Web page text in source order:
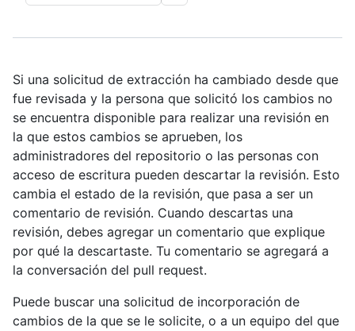
Si una solicitud de extracción ha cambiado desde que
fue revisada y la persona que solicitó los cambios no
se encuentra disponible para realizar una revisión en
la que estos cambios se aprueben, los
administradores del repositorio o las personas con
acceso de escritura pueden descartar la revisión. Esto
cambia el estado de la revisión, que pasa a ser un
comentario de revisión. Cuando descartas una
revisión, debes agregar un comentario que explique
por qué la descartaste. Tu comentario se agregará a
la conversación del pull request.
Puede buscar una solicitud de incorporación de
cambios de la que se le solicite, o a un equipo del que